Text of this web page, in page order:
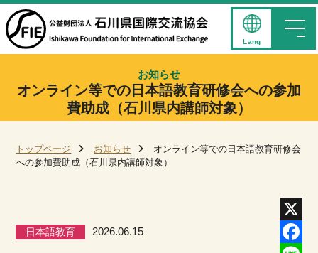
Lang
お知らせ
オンライン等での日本語教育研修会への参加
費助成（石川県内講師対象）
トップページ お知らせ
オンライン等での日本語教育研修会
への参加費助成（石川県内講師対象）
日本語教育 2026.06.15
X